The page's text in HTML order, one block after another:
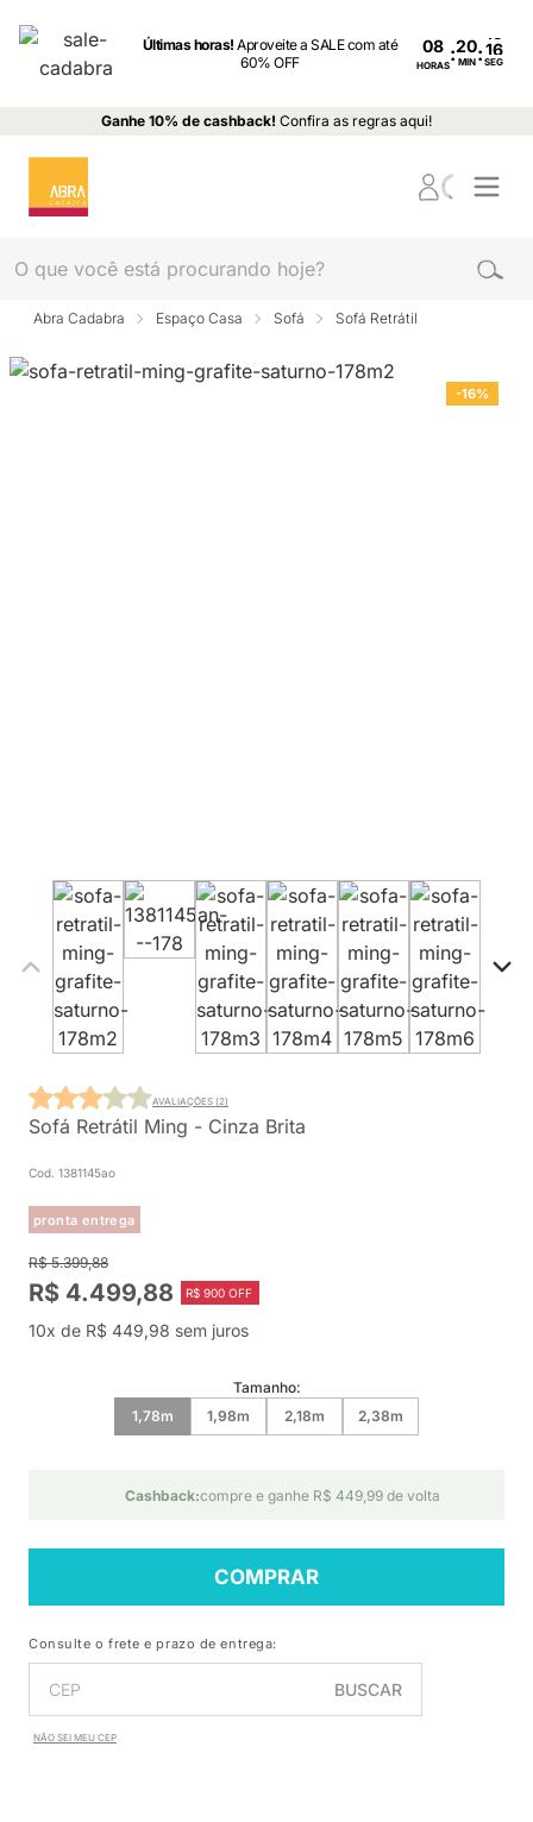
Últimas horas!Aproveite a SALE com até
60% OFF
08
HORAS: MIN : SEG
Ganhe 10% de cashback! Confira as regras aqui!
Abra Cadabra Espaço Casa Sofá Sofá Retrátil
-16%
Sofá Retrátil Ming - Cinza Brita
Cod. 1381145ao
pronta entrega
AVALIAÇÕES (2)
R$ 5.399,88
R$ 4.499,88 R$ 900 OFF
10x de R$ 449,98 sem juros
Tamanho:
1,78m
1,98m 2,18m 2,38m
Cashback:compre e ganhe R$ 449,99 de volta
COMPRAR
Consulte o frete e prazo de entrega:
BUSCAR
NÃO SEI MEU CEP